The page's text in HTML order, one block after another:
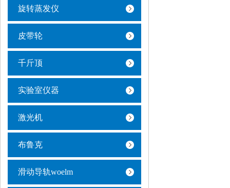
旋转蒸发仪
皮带轮
千斤顶
实验室仪器
激光机
布鲁克
滑动导轨woelm